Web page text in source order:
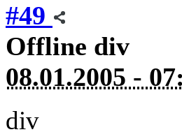
#49
Offline div
08.01.2005 -
div